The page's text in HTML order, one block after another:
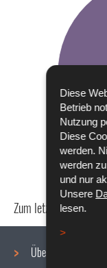
Diese
Betrieb
Nutzung
Diese
werden.
werden
und nur
Unsere
lesen.
Zum letzten Mal
Über uns